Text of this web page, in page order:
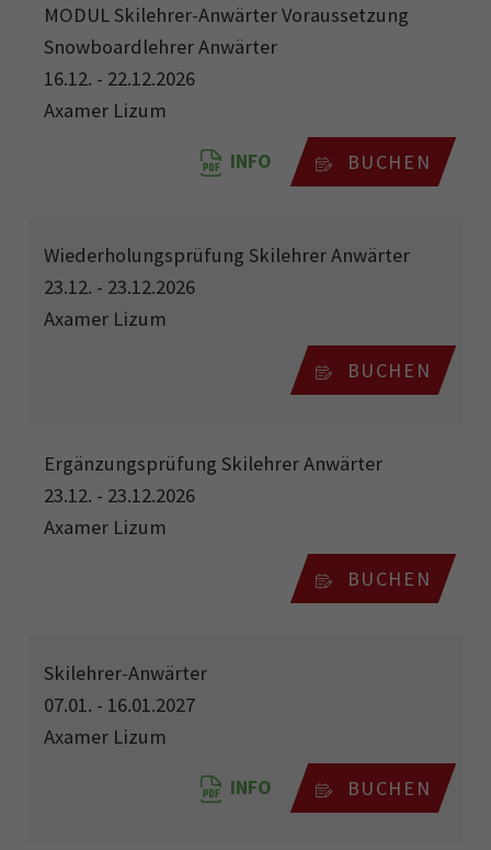
MODUL Skilehrer-Anwärter Voraussetzung
Snowboardlehrer Anwärter
16.12. - 22.12.2026
Axamer Lizum
INFO BUCHEN
Wiederholungsprüfung Skilehrer Anwärter
23.12. - 23.12.2026
Axamer Lizum
BUCHEN
Ergänzungsprüfung Skilehrer Anwärter
23.12. - 23.12.2026
Axamer Lizum
BUCHEN
Skilehrer-Anwärter
07.01. - 16.01.2027
Axamer Lizum
INFO BUCHEN